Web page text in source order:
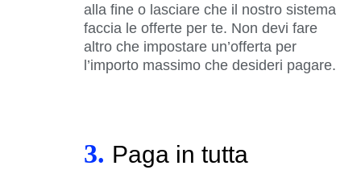
alla fine o lasciare che il nostro sistema
faccia le offerte per te. Non devi fare
altro che impostare un’offerta per
l’importo massimo che desideri pagare.
3. Paga in tutta